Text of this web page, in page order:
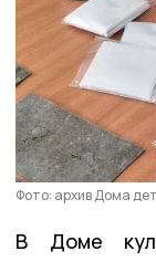
Фото: архив Дома
В Доме